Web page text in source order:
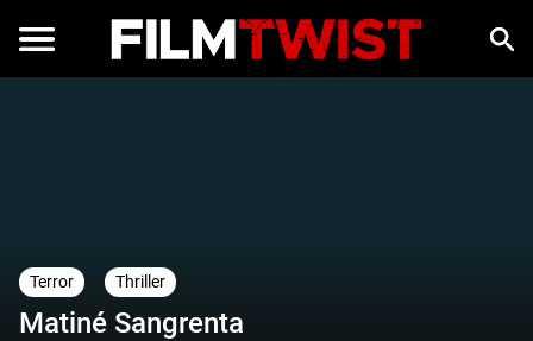
Terror Thriller
Matiné Sangrenta